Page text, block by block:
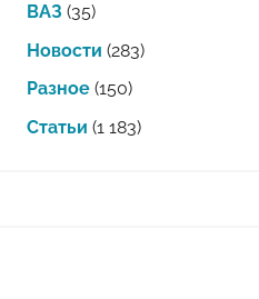
ВАЗ (35)
Новости (283)
Разное (150)
Статьи (1 183)